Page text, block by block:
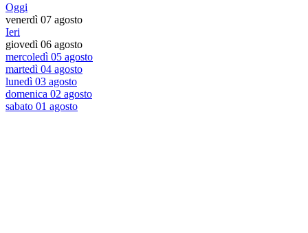
Oggi
venerdì 07 agosto
Ieri
giovedì 06 agosto
mercoledì 05 agosto
martedì 04 agosto
lunedì 03 agosto
domenica 02 agosto
sabato 01 agosto